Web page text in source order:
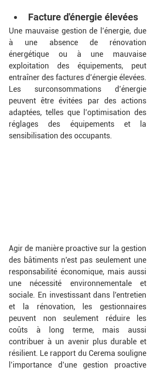
Facture d'énergie élevées
Une mauvaise gestion de l’énergie, due
à une absence de rénovation
énergétique ou à une mauvaise
exploitation des équipements, peut
entraîner des factures d’énergie élevées.
Les surconsommations d’énergie
peuvent être évitées par des actions
adaptées, telles que l’optimisation des
réglages des équipements et la
sensibilisation des occupants.
Agir de manière proactive sur la gestion
des bâtiments n'est pas seulement une
responsabilité économique, mais aussi
une nécessité environnementale et
sociale. En investissant dans l'entretien
et la rénovation, les gestionnaires
peuvent non seulement réduire les
coûts à long terme, mais aussi
contribuer à un avenir plus durable et
résilient. Le rapport du Cerema souligne
l’importance d’une gestion proactive